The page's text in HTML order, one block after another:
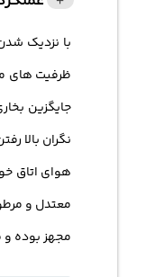
با نزدیک
ظرفیت های
نگران بالا
هوای اتاق
مجهز بوده و